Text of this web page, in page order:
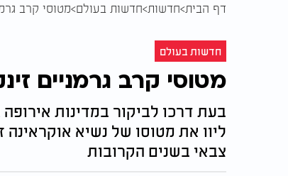
דף הבית חדשות חדשות בעולם מטוסי קרב
חדשות בעולם
מטוסי קרב גרמניים
בעת דרכו לביקור במדינות
ליוו את מטוסו של נשיא
צבאי בשנים הקרובות